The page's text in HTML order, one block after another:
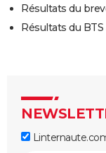
Résultats du
Résultats du